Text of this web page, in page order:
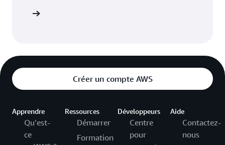
Créer un compte AWS
Apprendre
Qu’est-
ce
Ressources
Démarrer
Formation
Développeurs
Centre
pour
Aide
Contactez-
nous